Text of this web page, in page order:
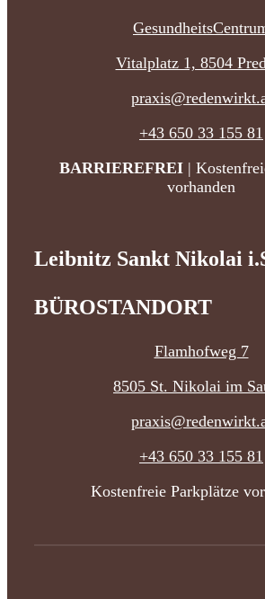
Vitalplatz 1, 8504
+43 650 33 155 81
BARRIEREFREI|
vorhanden
Leibnitz Sankt Nikolai
BÜROSTANDORT
Flamhofweg 7
8505 St. Nikolai im
+43 650 33 155 81
Kostenfreie Parkplätze